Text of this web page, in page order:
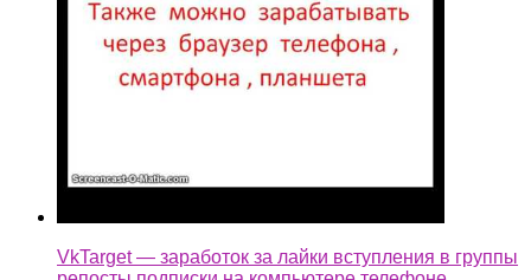
VkTarget — заработок за лайки вступления в группы